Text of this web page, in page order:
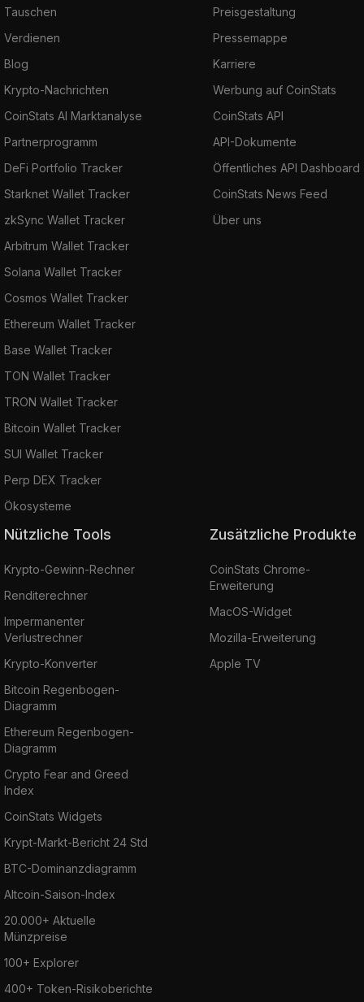
Tauschen
Verdienen
Blog
Krypto-Nachrichten
CoinStats AI Marktanalyse
Partnerprogramm
DeFi Portfolio Tracker
Starknet Wallet Tracker
zkSync Wallet Tracker
Arbitrum Wallet Tracker
Solana Wallet Tracker
Cosmos Wallet Tracker
Ethereum Wallet Tracker
Base Wallet Tracker
TON Wallet Tracker
TRON Wallet Tracker
Bitcoin Wallet Tracker
SUI Wallet Tracker
Perp DEX Tracker
Ökosysteme
Preisgestaltung
Pressemappe
Karriere
Werbung auf CoinStats
CoinStats API
API-Dokumente
Öffentliches API Dashboard
CoinStats News Feed
Über uns
Nützliche Tools
Krypto-Gewinn-Rechner
Renditerechner
Impermanenter
Verlustrechner
Krypto-Konverter
Bitcoin Regenbogen-
Diagramm
Ethereum Regenbogen-
Diagramm
Crypto Fear and Greed
Index
CoinStats Widgets
Krypt-Markt-Bericht 24 Std
BTC-Dominanzdiagramm
Altcoin-Saison-Index
20.000+ Aktuelle
Münzpreise
100+ Explorer
400+ Token-Risikoberichte
Zusätzliche Produkte
CoinStats Chrome-
Erweiterung
MacOS-Widget
Mozilla-Erweiterung
Apple TV